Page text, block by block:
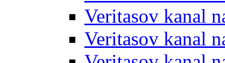
Veritasov kanal
Veritasov kanal